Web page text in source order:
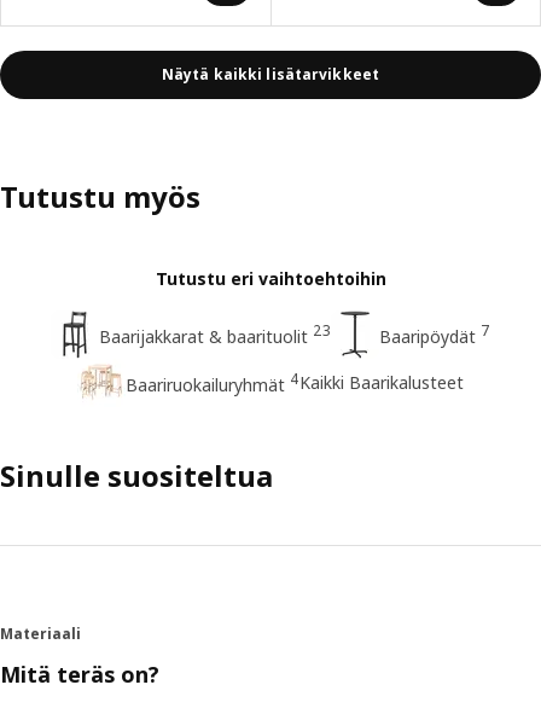
Näytä kaikki lisätarvikkeet
Tutustu myös
Tutustu eri vaihtoehtoihin
Baarijakkarat & baarituolit 23 Baaripöydät 7
Baariruokailuryhmät 4Kaikki Baarikalusteet
Sinulle suositeltua
Materiaali
Mitä teräs on?